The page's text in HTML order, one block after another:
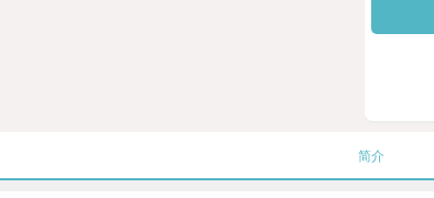
简介